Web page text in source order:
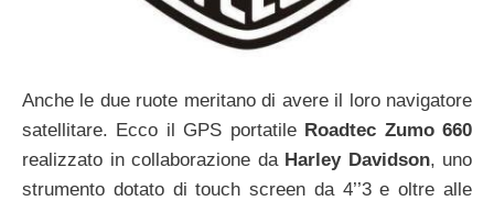
Anche le due ruote meritano di avere il loro navigatore
satellitare. Ecco il GPS portatile Roadtec Zumo 660
realizzato in collaborazione da Harley Davidson, uno
strumento dotato di touch screen da 4’’3 e oltre alle